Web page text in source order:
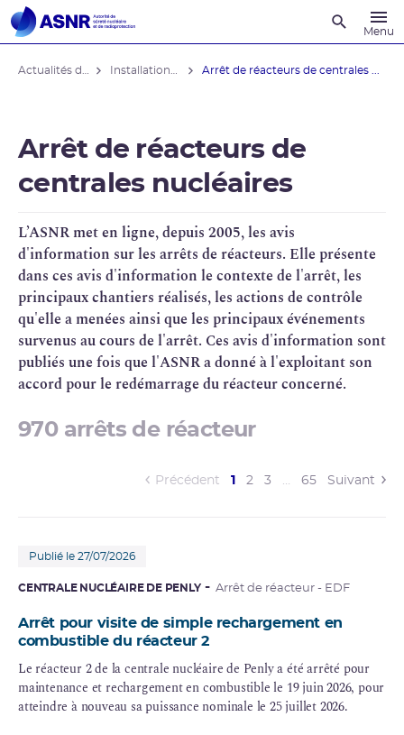
Menu
Arrêt de réacteurs de centrales ...
Arrêt de réacteurs de
centrales nucléaires
L’ASNRmet en ligne, depuis 2005, les avis
d'information sur les arrêts de réacteurs. Elle présente
dans ces avis d'information le contexte de l'arrêt, les
principaux chantiers réalisés, les actions de contrôle
qu'elle a menées ainsi que les principaux événements
survenus au cours de l'arrêt. Ces avis d'information sont
publiés une fois que l'ASNR a donné à l'exploitant son
accord pour le redémarrage du réacteur concerné.
970 arrêts de réacteur
Précédent 1 (current)
2 3 … 65 Suivant
Publié le 27/07/2026
CENTRALE NUCLÉAIRE DE PENLY Arrêt de réacteur - EDF
Arrêt pour visite de simple rechargement en
combustible du réacteur 2
Le réacteur 2 de lacentrale nucléairede Penly a été arrêté pour
maintenance et rechargement en combustible le 19 juin 2026, pour
atteindre à nouveau sapuissance nominale le 25 juillet 2026.